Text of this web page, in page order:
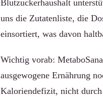
Blutzuckerhaushalt
uns die Zutatenliste, die
einsortiert, was davon
Wichtig vorab:
ausgewogene Ernährung
Kaloriendefizit, nicht